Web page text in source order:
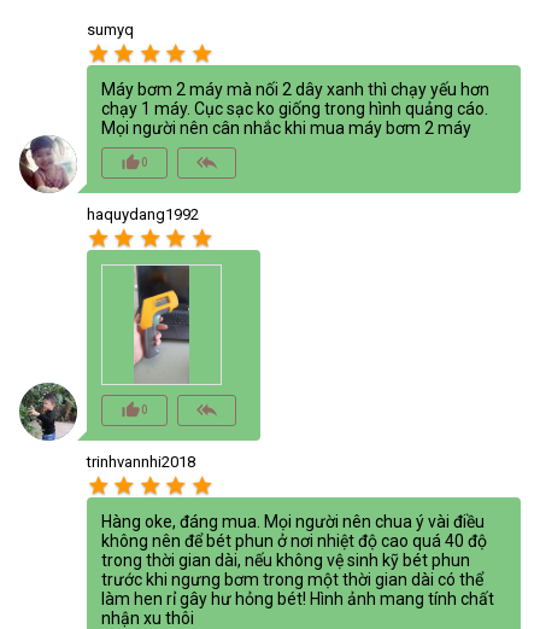
sumyq
star star star star star
Máy bơm 2 máy mà nối 2 dây xanh thì chạy yếu hơn
chạy 1 máy. Cục sạc ko giống trong hình quảng cáo.
Mọi người nên cân nhắc khi mua máy bơm 2 máy
thumb_up_alt0 reply_all
haquydang1992
star star star star star
thumb_up_alt0 reply_all
trinhvannhi2018
star star star star star
Hàng oke, đáng mua. Mọi người nên chua ý vài điều
không nên để bét phun ở nơi nhiệt độ cao quá 40 độ
trong thời gian dài, nếu không vệ sinh kỹ bét phun
trước khi ngưng bơm trong một thời gian dài có thể
làm hen rỉ gây hư hỏng bét! Hình ảnh mang tính chất
nhận xu thôi